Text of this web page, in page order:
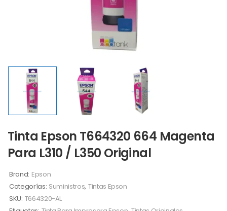
Tinta Epson T664320 664 Magenta
Para L310 / L350 Original
Brand: Epson
Categorías: Suministros, Tintas Epson
SKU: T664320-AL